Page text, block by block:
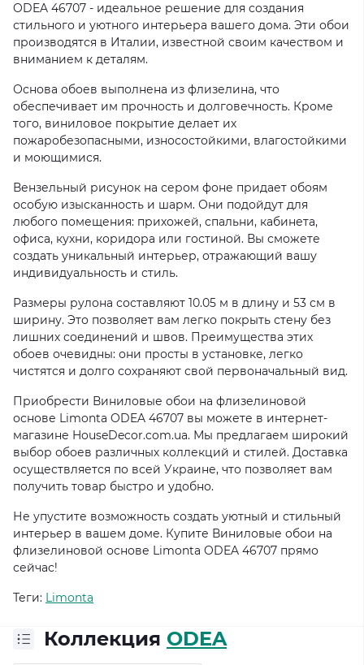
ODEA 46707 - идеальное решение для создания
стильного и уютного интерьера вашего дома. Эти обои
производятся в Италии, известной своим качеством и
вниманием к деталям.
Основа обоев выполнена из флизелина, что
обеспечивает им прочность и долговечность. Кроме
того, виниловое покрытие делает их
пожаробезопасными, износостойкими, влагостойкими
и моющимися.
Вензельный рисунок на сером фоне придает обоям
особую изысканность и шарм. Они подойдут для
любого помещения: прихожей, спальни, кабинета,
офиса, кухни, коридора или гостиной. Вы сможете
создать уникальный интерьер, отражающий вашу
индивидуальность и стиль.
Размеры рулона составляют 10.05 м в длину и 53 см в
ширину. Это позволяет вам легко покрыть стену без
лишних соединений и швов. Преимущества этих
обоев очевидны: они просты в установке, легко
чистятся и долго сохраняют свой первоначальный вид.
Приобрести Виниловые обои на флизелиновой
основе Limonta ODEA 46707 вы можете в интернет-
магазине HouseDecor.com.ua. Мы предлагаем широкий
выбор обоев различных коллекций и стилей. Доставка
осуществляется по всей Украине, что позволяет вам
получить товар быстро и удобно.
Не упустите возможность создать уютный и стильный
интерьер в вашем доме. Купите Виниловые обои на
флизелиновой основе Limonta ODEA 46707 прямо
сейчас!
Теги: Limonta
Коллекция ODEA